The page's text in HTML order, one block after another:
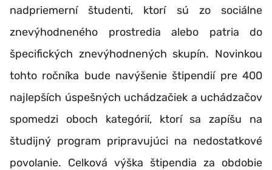
nadpriemerní študenti, ktorí sú zo sociálne
znevýhodneného prostredia alebo patria do
špecifických znevýhodnených skupín. Novinkou
tohto ročníka bude navýšenie štipendií pre 400
najlepších úspešných uchádzačiek a uchádzačov
spomedzi oboch kategórií, ktorí sa zapíšu na
študijný program pripravujúci na nedostatkové
povolanie. Celková výška štipendia za obdobie